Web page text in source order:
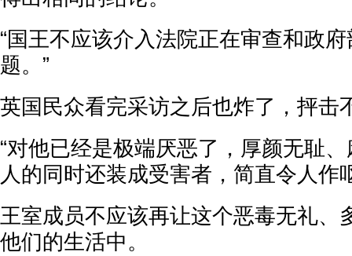
“国王不应该介入法院正在审查和政
题。”
英国民众看完采访之后也炸了，抨击
“对他已经是极端厌恶了，厚颜无耻
人的同时还装成受害者，简直令人作
王室成员不应该再让这个恶毒无礼、
他们的生活中。